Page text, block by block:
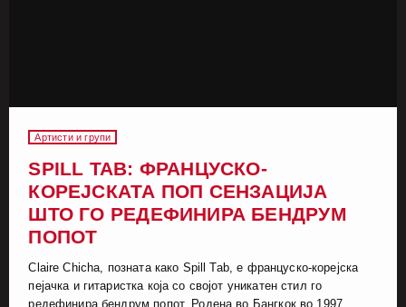
Артисти и групи
SPILL TAB: ФРАНЦУСКО-
КОРЕЈСКАТА ПОП СЕНЗАЦИЈА
ШТО ГО РЕДЕФИНИРА БЕНДРУМ
ПОПОТ
Claire Chicha, позната како Spill Tab, е француско-корејска
пејачка и гитаристка која со својот уникатен стил го
редефинира бендрум попот. Родена во Бангкок во 1997